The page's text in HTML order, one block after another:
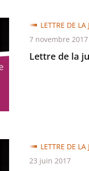
Lettre de la
LETTRE DE
7 novembre 2017
LETTRE DE
23 juin 2017